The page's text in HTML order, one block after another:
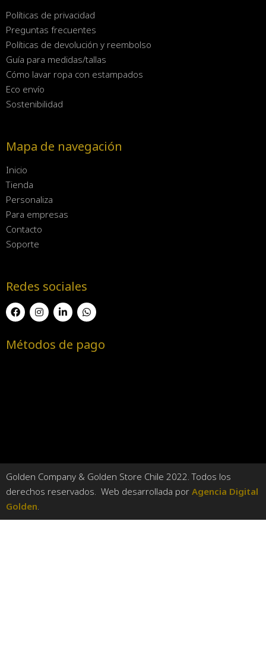
Políticas de privacidad
Preguntas frecuentes
Políticas de devolución y reembolso
Guía para medidas/tallas
Cómo lavar ropa con estampados
Eco envío
Sostenibilidad
Mapa de navegación
Inicio
Tienda
Personaliza
Para empresas
Contacto
Soporte
Redes sociales
Métodos de pago
Golden Company & Golden Store Chile 2022. Todos los
derechos reservados. Web desarrollada por Agencia Digital
Golden